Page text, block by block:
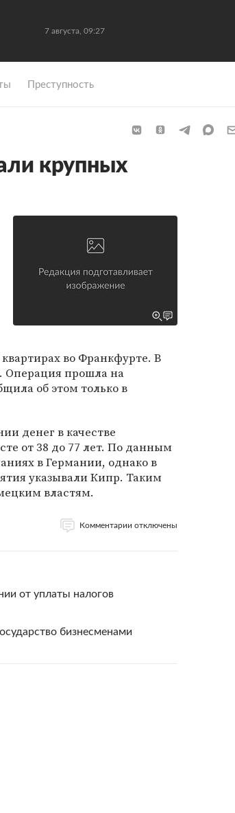
7 августа, 09:27
Преступность
крупных
во Франкфурте. В
Операция прошла на
об этом только в
денег в качестве
от 38 до 77 лет. По данным
в Германии, однако в
указывали Кипр. Таким
властям.
Комментарии отключены
от уплаты налогов
бизнесменами